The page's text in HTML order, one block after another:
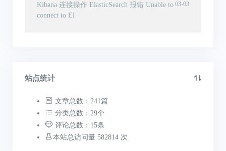
03-03
Kibana 连接操作 ElasticSearch 报错 Unable to
connect to El
站点统计
文章总数：241篇
分类总数：29个
评论总数：15条
本站总访问量 582814 次